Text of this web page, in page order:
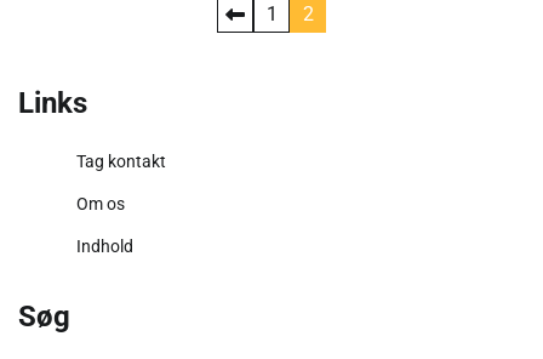
1 2
Links
Tag kontakt
Om os
Indhold
Søg